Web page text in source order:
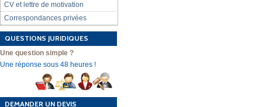
CV et lettre de motivation
Correspondances privées
QUESTIONS JURIDIQUES
Une question simple ?
Une réponse sous 48 heures !
DEMANDER UN DEVIS